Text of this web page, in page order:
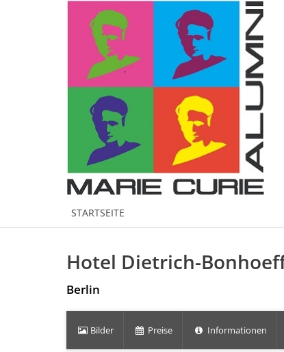
STARTSEITE
Hotel Dietrich-
Berlin
Bilder Preise Informationen